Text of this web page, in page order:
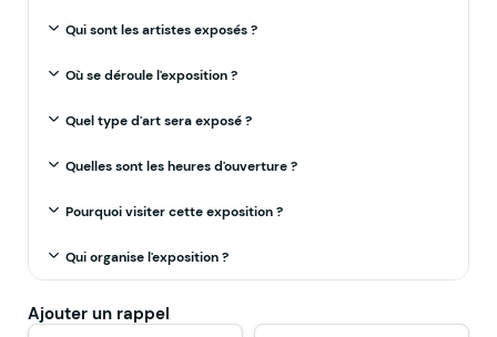
Qui sont les artistes exposés ?
Où se déroule l'exposition ?
Quel type d'art sera exposé ?
Quelles sont les heures d'ouverture ?
Pourquoi visiter cette exposition ?
Qui organise l'exposition ?
Ajouter un rappel